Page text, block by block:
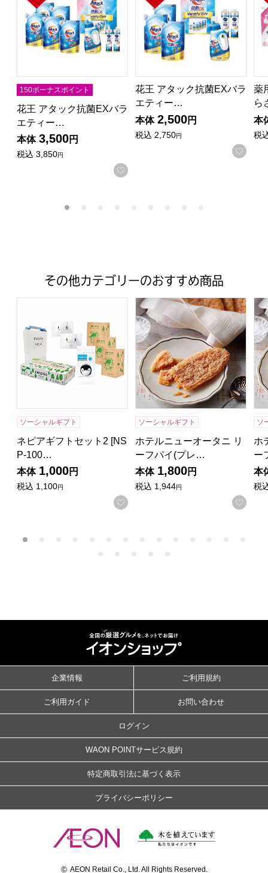
150ボーナスポイント
花王 アタック抗菌EXバラ
エティー…
本体 3,500円
税込 3,850円
お気に入りに登録する
花王 アタック抗菌EXバラ
エティー…
本体 2,500円
税込 2,750円
お気
薬
ら
本
税
その他カテゴリーのおすすめ商品
ネピアギフトセット2 [NSP-1001127]【年間ギフト】
ソーシャルギフト
ネピアギフトセット2 [NS
P-100…
本体 1,000円
税込 1,100円
お気に入りに登録する
ホテルニューオータニ リー
ソーシャルギフト
ホテルニューオータニ リ
ーフパイ(プレ…
本体 1,800円
税込 1,944円
お気
ソ
ホ
ー
本
税
企業情報 ご利用規約
ご利用ガイド お問い合わせ
ログイン
WAON POINTサービス規約
特定商取引法に基づく表示
プライバシーポリシー
© AEON Retail Co., Ltd. All Rights Reserved.